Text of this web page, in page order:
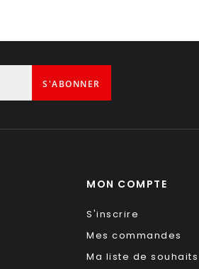
S'ABONNER
MON COMPTE
S'inscrire
Mes commandes
Ma liste de souhaits